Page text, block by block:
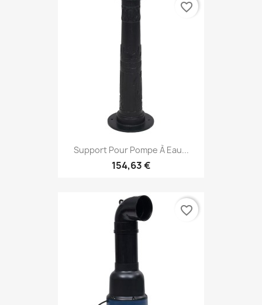
Support Pour Pompe À Eau...
154,63 €
favorite_border
favorite_border